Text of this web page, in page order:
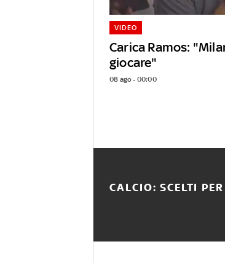
Carica Ramos:
giocare"
VIDEO
08 ago - 00:00
CALCIO: SCELTI PER